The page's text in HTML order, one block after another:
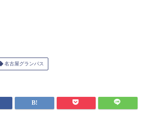
名古屋グランパス